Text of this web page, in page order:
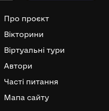
Про проєкт
Вікторини
Віртуальні тури
Автори
Часті питання
Мапа сайту